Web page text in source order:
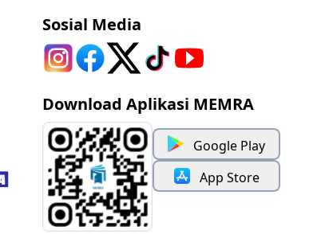
Sosial Media
Download Aplikasi MEMRA
Google Play
App Store